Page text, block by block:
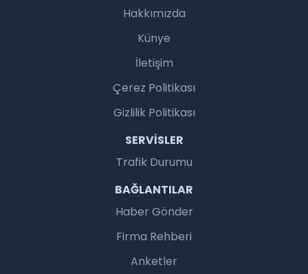
Hakkımızda
Künye
İletişim
Çerez Politikası
Gizlilik Politikası
SERVISLER
Trafik Durumu
BAĞLANTILAR
Haber Gönder
Firma Rehberi
Anketler